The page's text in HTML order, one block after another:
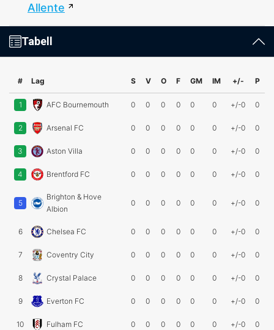
Allente
Tabell
# Lag S V O F GM IM +/- P
1 AFC Bournemouth 0 0 0 0 0 0 +/-0 0
2 Arsenal FC 0 0 0 0 0 0 +/-0 0
3 Aston Villa 0 0 0 0 0 0 +/-0 0
4 Brentford FC 0 0 0 0 0 0 +/-0 0
5
Brighton & Hove
Albion
0 0 0 0 0 0 +/-0 0
6 Chelsea FC 0 0 0 0 0 0 +/-0 0
7 Coventry City 0 0 0 0 0 0 +/-0 0
8 Crystal Palace 0 0 0 0 0 0 +/-0 0
9 Everton FC 0 0 0 0 0 0 +/-0 0
10 Fulham FC 0 0 0 0 0 0 +/-0 0